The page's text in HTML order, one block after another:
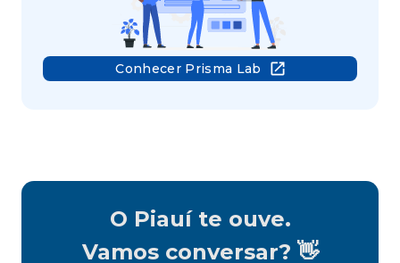
Conhecer Prisma Lab
O Piauí te ouve.
Vamos conversar? 👋